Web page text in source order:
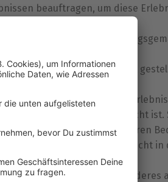
beauftragen, um diese
für die
sie von der JSMD Event
für die Durchführung des
wurde und dies gewünscht
bzw. Buchung unseren
Sie dem Gewinner die Einsicht
(siehe unten).
Gewinners, soweit nichts